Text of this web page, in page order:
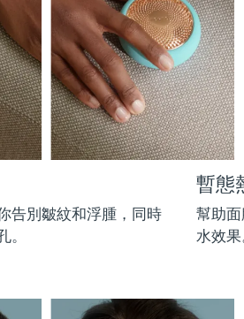
告別皺紋和浮腫，同時
。
暫態
幫助
水效
品
treatments
品
treatments
products
treatments
2
removal
2 go
IPL hair removal
Cooling Prep Gel
hair removal gel
4 body
body brush
serum
body serum
2 plus
acne LED therapy
2
device
Blemish Solution
眼部護理
2 eyes & lips
line smoothing device
2
eye massager
derma
microdermabrasion .
護發
4 hair
scalp massager
play advanced
預計送達日期12/08/2026
預計送達日期08/08/2026
預計送達日期09/08/2026
預計送達日期08/08/2026
09/08/2026
06/08/2026